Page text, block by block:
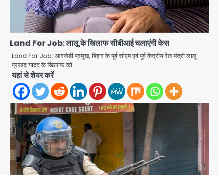
Land For Job: लालू के खिलाफ सीबीआई चलाएंगी केस
Land For Job: आरजेडी प्रमुख, बिहार के पूर्व सीएम एवं पूर्व केंद्रीय रेल मंत्री लालू
प्रसाद यादव के खिलाफ को…
यहां से शेयर करें
2
Shaheen Bagh News: बारिश के बाद
शाहीन बाग में जलभराव और गड्ढे, सीवर काम से
लोग परेशान
Avinash Kumar